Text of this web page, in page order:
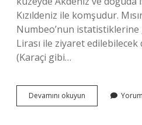
Kızıldeniz ile komşudur.
Numbeo’nun
Lirası ile ziyaret
(Karaçi gibi…
Devamını okuyun
Nasıl